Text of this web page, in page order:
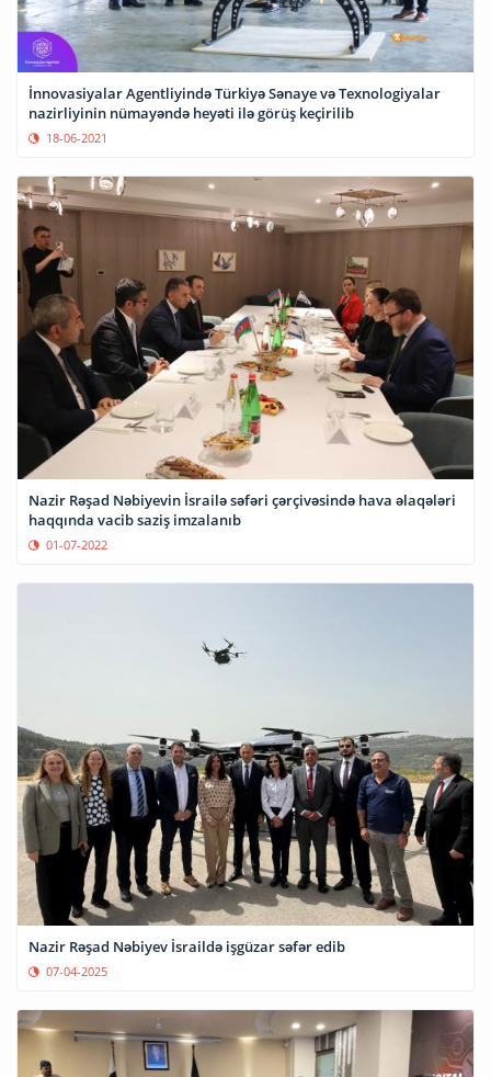
İnnovasiyalar Agentliyində Türkiyə Sənaye və Texnologiyalar
nazirliyinin nümayəndə heyəti ilə görüş keçirilib
18-06-2021
Nazir Rəşad Nəbiyevin İsrailə səfəri çərçivəsində hava əlaqələri
haqqında vacib saziş imzalanıb
01-07-2022
Nazir Rəşad Nəbiyev İsraildə işgüzar səfər edib
07-04-2025